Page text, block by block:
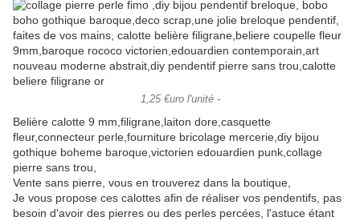
1,25 €uro l'unité -
Belière calotte 9 mm,filigrane,laiton dore,casquette
fleur,connecteur perle,fourniture bricolage mercerie,diy bijou
gothique boheme baroque,victorien edouardien punk,collage
pierre sans trou,
Vente sans pierre, vous en trouverez dans la boutique,
Je vous propose ces calottes afin de réaliser vos pendentifs, pas
besoin d'avoir des pierres ou des perles percées, l'astuce étant